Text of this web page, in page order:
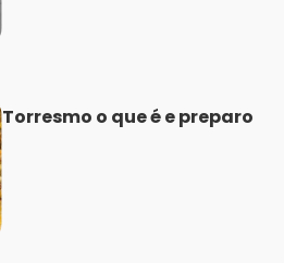
Torresmo o que é e preparo